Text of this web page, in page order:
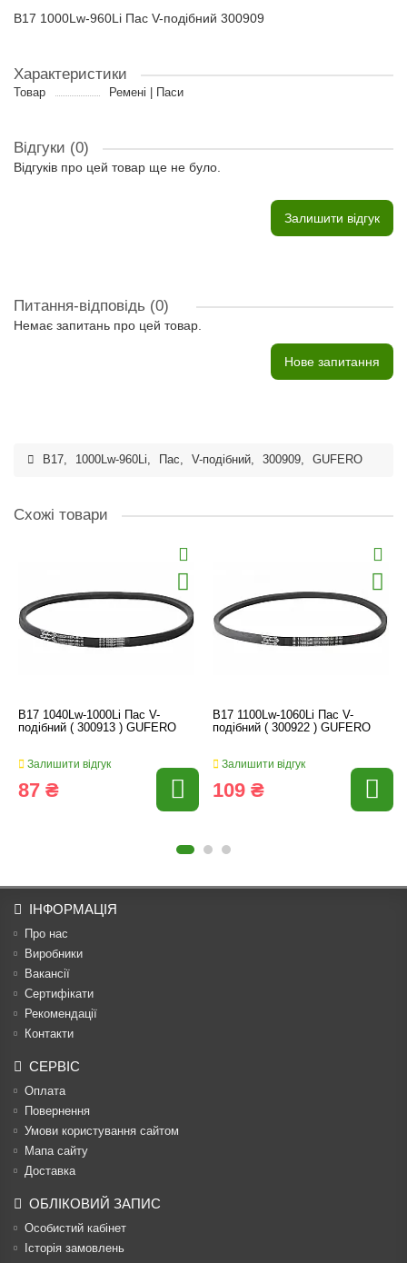
B17 1000Lw-960Li Пас V-подібний 300909
Характеристики
Товар Ремені | Паси
Відгуки (0)
Відгуків про цей товар ще не було.
Залишити відгук
Питання-відповідь (0)
Немає запитань про цей товар.
Нове запитання
B17, 1000Lw-960Li, Пас, V-подібний, 300909, GUFERO
Схожі товари
B17 1040Lw-1000Li Пас V-
подібний ( 300913 ) GUFERO
Залишити відгук
87 ₴
B17 1100Lw-1060Li Пас V-
подібний ( 300922 ) GUFERO
Залишити відгук
109 ₴
ІНФОРМАЦІЯ
Про нас
Виробники
Вакансії
Сертифікати
Рекомендації
Контакти
СЕРВІС
Оплата
Повернення
Умови користування сайтом
Мапа сайту
Доставка
ОБЛІКОВИЙ ЗАПИС
Особистий кабінет
Історія замовлень